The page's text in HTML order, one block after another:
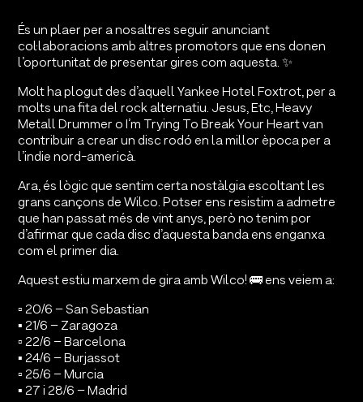
És un plaer per a nosaltres seguir anunciant
col·laboracions amb altres promotors que ens donen
l’oportunitat de presentar gires com aquesta. ✨
Molt ha plogut des d’aquell Yankee Hotel Foxtrot, per a
molts una fita del rock alternatiu. Jesus, Etc, Heavy
Metall Drummer o I’m Trying To Break Your Heart van
contribuir a crear un disc rodó en la millor època per a
l’indie nord-americà.
Ara, és lògic que sentim certa nostàlgia escoltant les
grans cançons de Wilco. Potser ens resistim a admetre
que han passat més de vint anys, però no tenim por
d’afirmar que cada disc d’aquesta banda ens enganxa
com el primer dia.
Aquest estiu marxem de gira amb Wilco! 🚌 ens veiem a:
▫️ 20/6 – San Sebastian
▪️ 21/6 – Zaragoza
▫️ 22/6 – Barcelona
▪️ 24/6 – Burjassot
▫️ 25/6 – Murcia
▪️ 27 i 28/6 – Madrid